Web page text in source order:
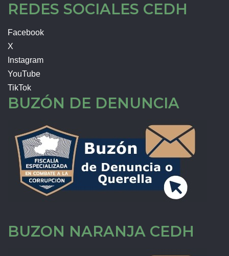
REDES SOCIALES CEDH
Facebook
X
Instagram
YouTube
TikTok
BUZÓN DE DENUNCIA
BUZON NARANJA CEDH